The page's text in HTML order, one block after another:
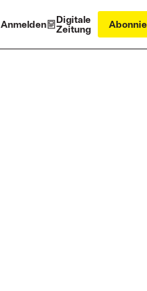
Anmelden
Digitale
Zeitung